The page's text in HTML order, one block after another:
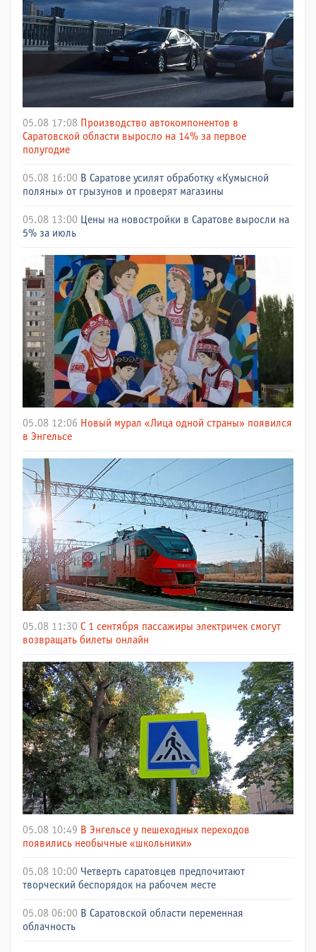
05.08 17:08 Производство автокомпонентов в
Саратовской области выросло на 14% за первое
полугодие
05.08 16:00 В Саратове усилят обработку «Кумысной
поляны» от грызунов и проверят магазины
05.08 13:00 Цены на новостройки в Саратове выросли на
5% за июль
05.08 12:06 Новый мурал «Лица одной страны» появился
в Энгельсе
05.08 11:30 С 1 сентября пассажиры электричек смогут
возвращать билеты онлайн
05.08 10:49 В Энгельсе у пешеходных переходов
появились необычные «школьники»
05.08 10:00 Четверть саратовцев предпочитают
творческий беспорядок на рабочем месте
05.08 06:00 В Саратовской области переменная
облачность